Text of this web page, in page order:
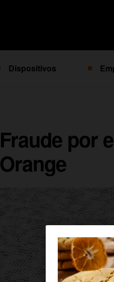
Dispositivos
Fraude por
Orange